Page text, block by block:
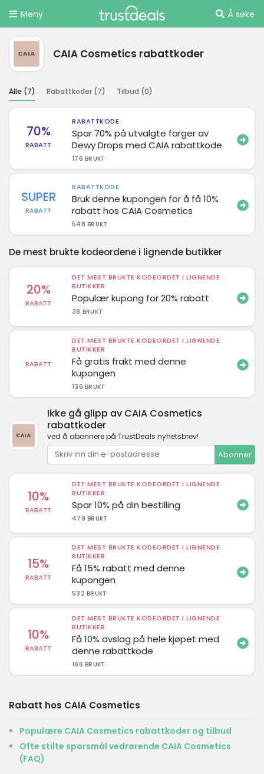
Meny Å søke
CAIA Cosmetics rabattkoder
Alle (7) Rabattkoder (7) Tilbud (0)
70%
RABATT
RABATTKODE
Spar 70% på utvalgte farger av
Dewy Drops med CAIA rabattkode
176 BRUKT
SUPER
RABATT
RABATTKODE
Bruk denne kupongen for å få 10%
rabatt hos CAIA Cosmetics
548 BRUKT
De mest brukte kodeordene i lignende butikker
20%
RABATT
DET MEST BRUKTE KODEORDET I LIGNENDE
BUTIKKER
Populær kupong for 20% rabatt
38 BRUKT
RABATT
DET MEST BRUKTE KODEORDET I LIGNENDE
BUTIKKER
Få gratis frakt med denne
kupongen
136 BRUKT
Ikke gå glipp av CAIA Cosmetics
rabattkoder
ved å abonnere på TrustDeals nyhetsbrev!
Abonner
10%
RABATT
DET MEST BRUKTE KODEORDET I LIGNENDE
BUTIKKER
Spar 10% på din bestilling
479 BRUKT
15%
RABATT
DET MEST BRUKTE KODEORDET I LIGNENDE
BUTIKKER
Få 15% rabatt med denne
kupongen
532 BRUKT
10%
RABATT
DET MEST BRUKTE KODEORDET I LIGNENDE
BUTIKKER
Få 10% avslag på hele kjøpet med
denne rabattkode
166 BRUKT
Rabatt hos CAIA Cosmetics
Populære CAIA Cosmetics rabattkoder og tilbud
Ofte stilte spørsmål vedrørende CAIA Cosmetics
(FAQ)